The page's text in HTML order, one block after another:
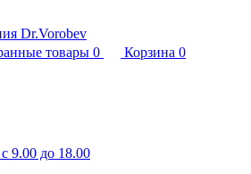
товары 0 Корзина 0
9.00 до 18.00